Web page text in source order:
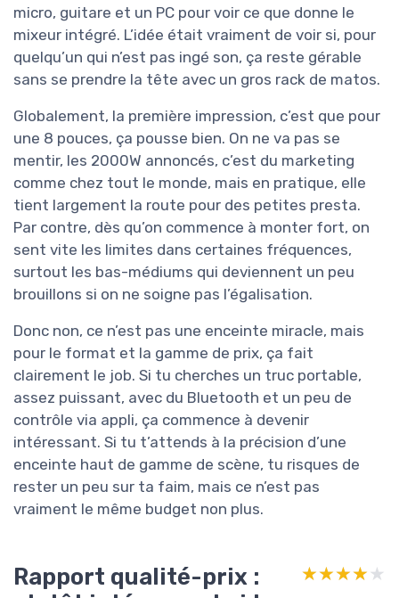
micro, guitare et un PC pour voir ce que donne le
mixeur intégré. L’idée était vraiment de voir si, pour
quelqu’un qui n’est pas ingé son, ça reste gérable
sans se prendre la tête avec un gros rack de matos.
Globalement, la première impression, c’est que pour
une 8 pouces, ça pousse bien. On ne va pas se
mentir, les 2000W annoncés, c’est du marketing
comme chez tout le monde, mais en pratique, elle
tient largement la route pour des petites presta.
Par contre, dès qu’on commence à monter fort, on
sent vite les limites dans certaines fréquences,
surtout les bas-médiums qui deviennent un peu
brouillons si on ne soigne pas l’égalisation.
Donc non, ce n’est pas une enceinte miracle, mais
pour le format et la gamme de prix, ça fait
clairement le job. Si tu cherches un truc portable,
assez puissant, avec du Bluetooth et un peu de
contrôle via appli, ça commence à devenir
intéressant. Si tu t’attends à la précision d’une
enceinte haut de gamme de scène, tu risques de
rester un peu sur ta faim, mais ce n’est pas
vraiment le même budget non plus.
Rapport qualité-prix :
★★★★★
★★★★★